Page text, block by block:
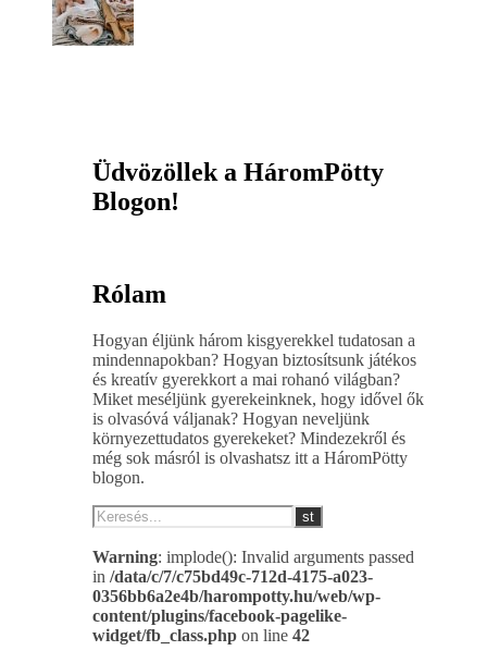
Üdvözöllek a HáromPötty
Blogon!
Rólam
Hogyan éljünk három kisgyerekkel tudatosan a
mindennapokban? Hogyan biztosítsunk játékos
és kreatív gyerekkort a mai rohanó világban?
Miket meséljünk gyerekeinknek, hogy idővel ők
is olvasóvá váljanak? Hogyan neveljünk
környezettudatos gyerekeket? Mindezekről és
még sok másról is olvashatsz itt a HáromPötty
blogon.
Warning: implode(): Invalid arguments passed
in /data/c/7/c75bd49c-712d-4175-a023-
0356bb6a2e4b/harompotty.hu/web/wp-
content/plugins/facebook-pagelike-
widget/fb_class.php on line 42